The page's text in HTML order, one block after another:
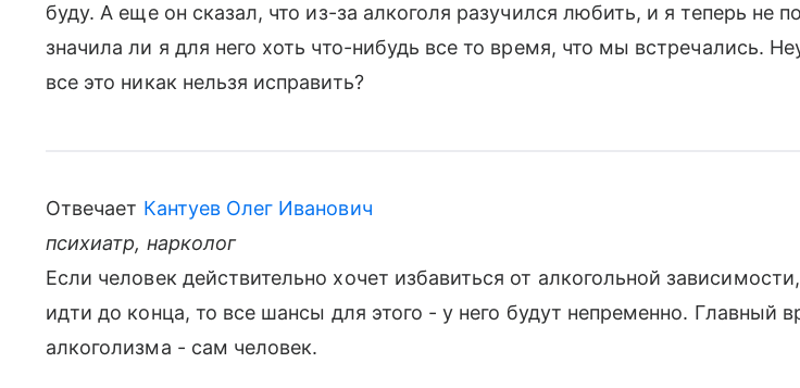
буду. А еще он сказал, что из-за алкоголя разучился любить, и я теперь не
значила ли я для него хоть что-нибудь все то время, что мы встречались.
все это никак нельзя исправить?
Отвечает Кантуев Олег Иванович
психиатр, нарколог
Если человек действительно хочет избавиться от алкогольной
идти до конца, то все шансы для этого - у него будут непременно. Главный
алкоголизма - сам человек.